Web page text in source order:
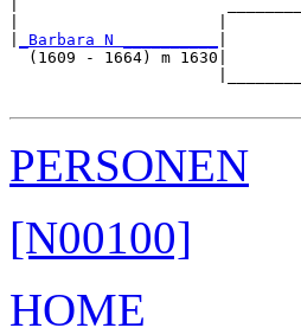
_Barbara N __________
  (1609 - 1664) m 1630|
PERSONEN
[N00100]
HOME